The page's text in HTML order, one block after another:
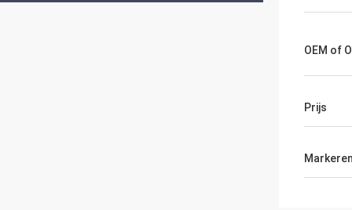
OEM of
Prijs